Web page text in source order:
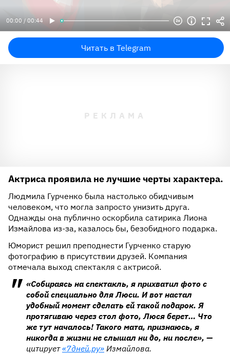
00:00 / 00:44
Читать в Telegram
Актриса проявила не лучшие черты характера.
Людмила Гурченко была настолько обидчивым
человеком, что могла запросто унизить друга.
Однажды она публично оскорбила сатирика Лиона
Измайлова из-за, казалось бы, безобидного подарка.
Юморист решил преподнести Гурченко старую
фотографию в присутствии друзей. Компания
отмечала выход спектакля с актрисой.
«Собираясь на спектакль, я прихватил фото с
собой специально для Люси. И вот настал
удобный момент сделать ей такой подарок. Я
протягиваю через стол фото, Люся берет… Что
же тут началось! Такого мата, признаюсь, я
никогда в жизни не слышал ни до, ни после», —
цитирует«7дней.ру» Измайлова.